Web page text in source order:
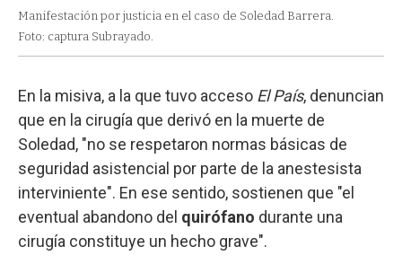
Manifestación por justicia en el caso de Soledad Barrera.
Foto: captura Subrayado.
En la misiva, a la que tuvo acceso El País, denuncian
que en la cirugía que derivó en la muerte de
Soledad, "no se respetaron normas básicas de
seguridad asistencial por parte de la anestesista
interviniente". En ese sentido, sostienen que "el
eventual abandono del quirófano durante una
cirugía constituye un hecho grave".